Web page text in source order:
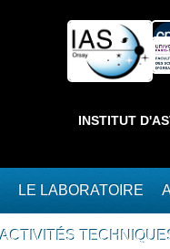
Interne ]
INSTITUT
LE LABORATOIRE
ACTIVITÉS